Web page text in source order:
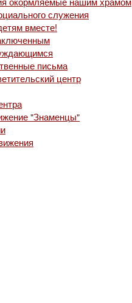
служения
вместе!
письма
центр
"Знаменцы"